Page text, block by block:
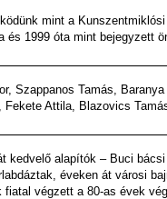
mint a
és 1999 óta mint bejegyzett
Szappanos Tamás,
Fekete Attila, Blazovics
kedvelő alapítók – Buci
éveken át városi
fiatal végzett a 80-as évek